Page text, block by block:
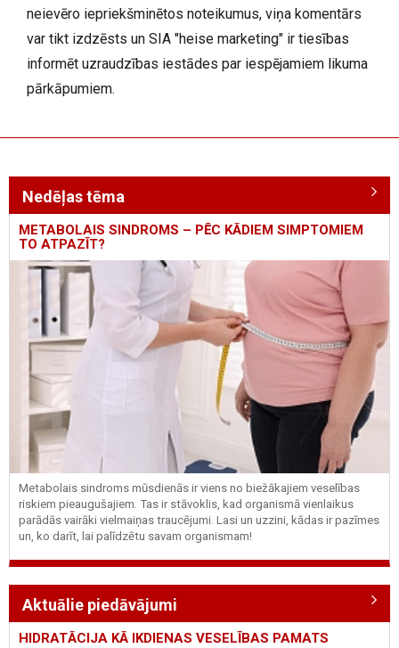
neievēro iepriekšminētos noteikumus, viņa komentārs
var tikt izdzēsts un SIA "heise marketing" ir tiesības
informēt uzraudzības iestādes par iespējamiem likuma
pārkāpumiem.
Nedēļas tēma
METABOLAIS SINDROMS – PĒC KĀDIEM SIMPTOMIEM
TO ATPAZĪT?
Metabolais sindroms mūsdienās ir viens no biežākajiem veselības
riskiem pieaugušajiem. Tas ir stāvoklis, kad organismā vienlaikus
parādās vairāki vielmaiņas traucējumi. Lasi un uzzini, kādas ir pazīmes
un, ko darīt, lai palīdzētu savam organismam!
Aktuālie piedāvājumi
HIDRATĀCIJA KĀ IKDIENAS VESELĪBAS PAMATS